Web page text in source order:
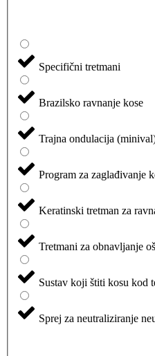
Specifični tretmani
Brazilsko ravnanje kose
Trajna ondulacija
Program za zaglađivanje
Keratinski tretman za
Tretmani za obnavljanje
Sustav koji štiti kosu kod
Sprej za neutraliziranje